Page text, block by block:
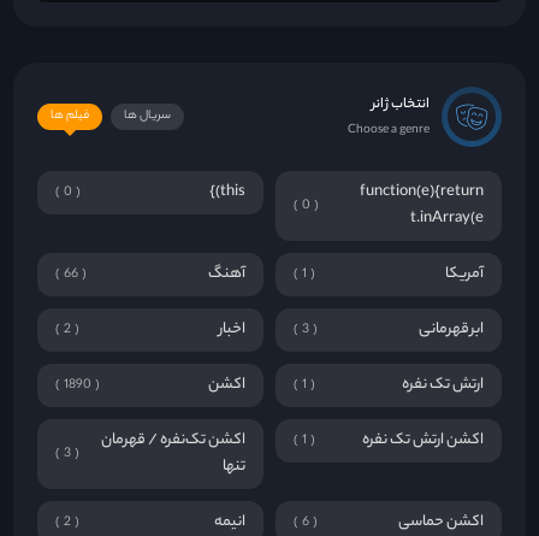
انتخاب ژانر
Choose a genre
فیلم ها سریال ها
function(e){return
t.inArray(e
0
this)}
0
آمریکا 1 آهنگ 66
ابرقهرمانی 3 اخبار 2
ارتش تک نفره 1 اکشن 1890
اکشن ارتش تک نفره 1
اکشن تک‌نفره / قهرمان
تنها
3
اکشن حماسی 6 انیمه 2